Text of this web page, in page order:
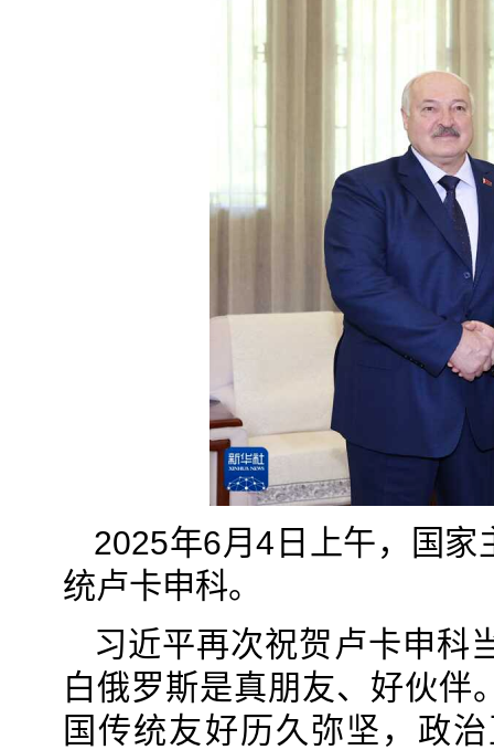
2025年6月4日上午，国家
统卢卡申科。
习近平再次祝贺卢卡申科
白俄罗斯是真朋友、好伙伴
国传统友好历久弥坚，政